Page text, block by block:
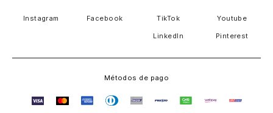
Instagram Facebook TikTok Youtube
LinkedIn Pinterest
Métodos de pago